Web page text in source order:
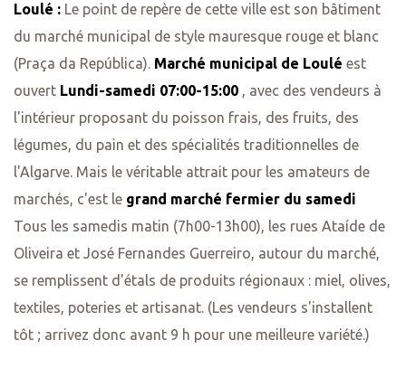
Loulé : Le point de repère de cette ville est son bâtiment
du marché municipal de style mauresque rouge et blanc
(Praça da República). Marché municipal de Loulé est
ouvert Lundi-samedi 07:00-15:00 , avec des vendeurs à
l'intérieur proposant du poisson frais, des fruits, des
légumes, du pain et des spécialités traditionnelles de
l'Algarve. Mais le véritable attrait pour les amateurs de
marchés, c'est le grand marché fermier du samedi
Tous les samedis matin (7h00-13h00), les rues Ataíde de
Oliveira et José Fernandes Guerreiro, autour du marché,
se remplissent d'étals de produits régionaux : miel, olives,
textiles, poteries et artisanat. (Les vendeurs s'installent
tôt ; arrivez donc avant 9 h pour une meilleure variété.)